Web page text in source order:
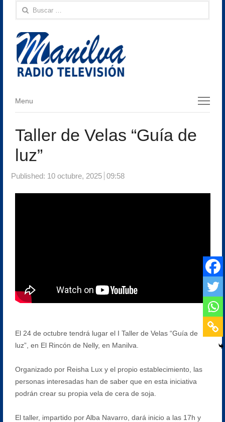
Buscar:
Menu
Menu
Taller de Velas “Guía de
luz”
Published: 10 octubre, 2025 09:58
El 24 de octubre tendrá lugar el I Taller de Velas “Guía de
luz”, en El Rincón de Nelly, en Manilva.
Organizado por Reisha Lux y el propio establecimiento, las
personas interesadas han de saber que en esta iniciativa
podrán crear su propia vela de cera de soja.
El taller, impartido por Alba Navarro, dará inicio a las 17h y